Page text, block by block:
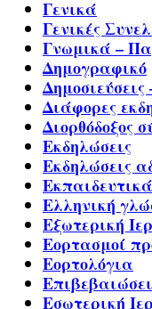
Γενικά
Γενικές
Γνωμικά –
Δημογραφικό
Διάφορες
Διορθόδοξος
Εκδηλώσεις
Εκδηλώσεις
Ελληνική
Εξωτερική
Εορτασμοί
Εορτολόγια
Εσωτερική